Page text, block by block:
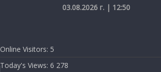
03.08.2026 г. | 12:50
Online Visitors: 5
Today's Views: 6 278